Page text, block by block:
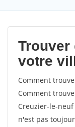
Trouver
votre
Comment
Comment
Creuzier-le-
n'est pas